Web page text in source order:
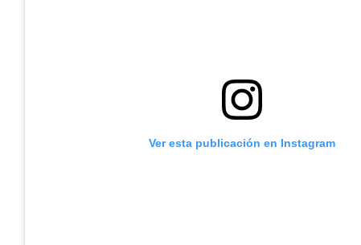
Ver esta publicación en Instagram